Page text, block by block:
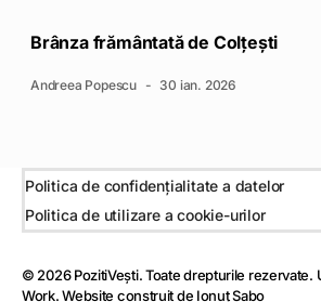
Brânza frământată de Colțești
Andreea Popescu 30 ian. 2026
Politica de confidențialitate a datelor
Politica de utilizare a cookie-urilor
© 2026 PozitiVești. Toate drepturile rezervate.
Work. Website construit de Ionuț Sabo